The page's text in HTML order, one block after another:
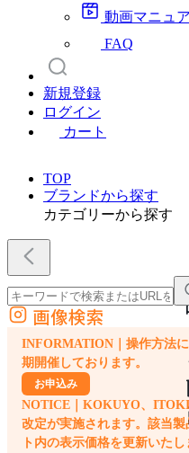
動画マニュ
FAQ
新規登録
ログイン
カート
TOP
ブランドから探す
カテゴリーから探す
外部サイトの商品をカートに追加
他のサイトで見つけた商品ページのURLを貼
画像検索
INFORMATION｜操作方法
期開催しております。
お申込み
NOTICE｜KOKUYO、
改定が実施されます。該当
ト内の表示価格を更新いたし